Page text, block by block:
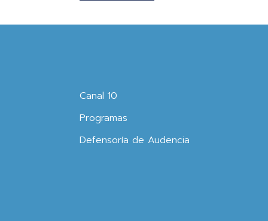
Canal 10
Programas
Defensoría de Audencia